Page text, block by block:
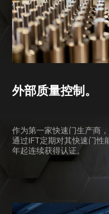
外部质量控制。
作为第一家快速门生产商
通过IFT定期对其快速门
年起连续获得认证。